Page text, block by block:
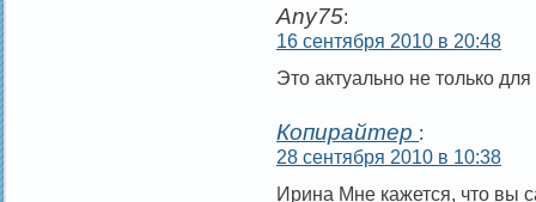
Any75:
16 сентября 2010 в 20:48
Это актуально не только
Копирайтер :
28 сентября 2010 в 10:38
Ирина Мне кажется, что вы